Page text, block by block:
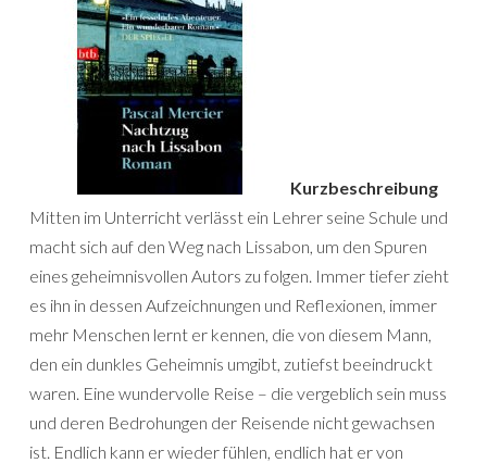
Kurzbeschreibung
Mitten im Unterricht verlässt ein Lehrer seine Schule und
macht sich auf den Weg nach Lissabon, um den Spuren
eines geheimnisvollen Autors zu folgen. Immer tiefer zieht
es ihn in dessen Aufzeichnungen und Reflexionen, immer
mehr Menschen lernt er kennen, die von diesem Mann,
den ein dunkles Geheimnis umgibt, zutiefst beeindruckt
waren. Eine wundervolle Reise – die vergeblich sein muss
und deren Bedrohungen der Reisende nicht gewachsen
ist. Endlich kann er wieder fühlen, endlich hat er von